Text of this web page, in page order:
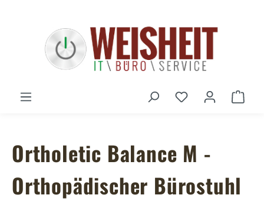
Du hast 0
Ortholetic Balance M -
Orthopädischer Bürostuhl